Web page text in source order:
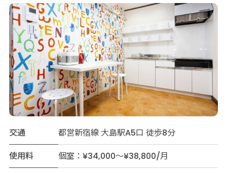
交通
都営新宿線 大島駅A5口 徒歩8分
使用料
個室：¥34,000～¥38,800/月